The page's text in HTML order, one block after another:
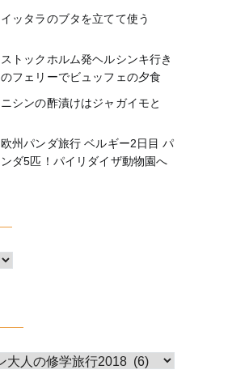
イッタラのブタを立てて使う
ストックホルム発ヘルシンキ行き
のフェリーでビュッフェの夕食
ニシンの酢漬けはジャガイモと
欧州パンダ旅行 ベルギー2日目 パ
ンダ5匹！パイリダイザ動物園へ